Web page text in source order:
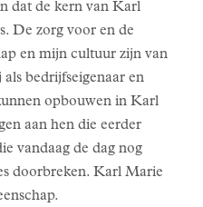
dat de kern van Karl
De zorg voor en de
en mijn cultuur zijn van
bedrijfseigenaar en
opbouwen in Karl
aan hen die eerder
vandaag de dag nog
doorbreken. Karl Marie